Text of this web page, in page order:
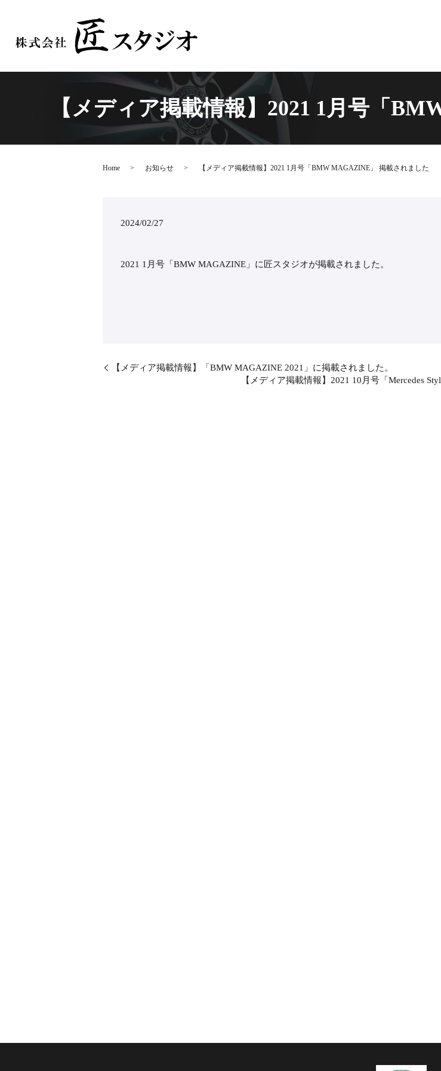
【メディア掲載情報】2021 1月号「
Home お知らせ 【メディア掲載情報】2021 1月号「BMW MAGAZINE」 掲載されました
2024/02/27
2021 1月号「BMW MAGAZINE」に匠スタジオが掲載されました。
【メディア掲載情報】「BMW MAGAZINE 2021」に掲載されました。
【メディア掲載情報】2021 10月号「Mercedes